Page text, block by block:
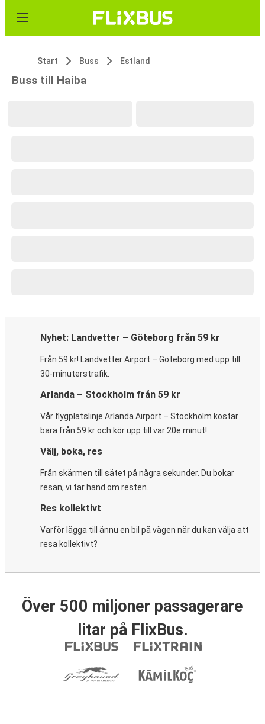
Start Buss Estland
Buss till Haiba
Nyhet: Landvetter – Göteborg från 59 kr
Från 59 kr! Landvetter Airport – Göteborg med upp till
30-minuterstrafik.
Arlanda – Stockholm från 59 kr
Vår flygplatslinje Arlanda Airport – Stockholm kostar
bara från 59 kr och kör upp till var 20e minut!
Välj, boka, res
Från skärmen till sätet på några sekunder. Du bokar
resan, vi tar hand om resten.
Res kollektivt
Varför lägga till ännu en bil på vägen när du kan välja att
resa kollektivt?
Över 500 miljoner passagerare
litar på FlixBus.